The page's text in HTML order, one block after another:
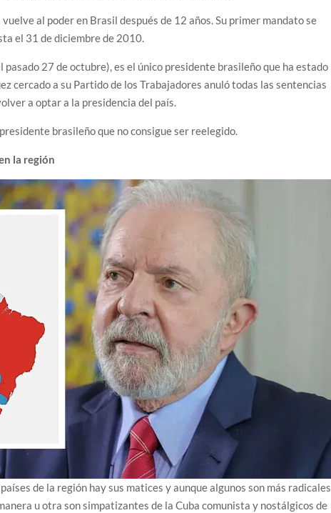
al poder en Brasil después de 12 años. Su primer mandato se
el 31 de diciembre de 2010.
pasado 27 de octubre), es el único presidente brasileño que ha estado
cercado a su Partido de los Trabajadores anuló todas las sentencias
a optar a la presidencia del país.
brasileño que no consigue ser reelegido.
la región
de la región hay sus matices y aunque algunos son más radicales
u otra son simpatizantes de la Cuba comunista y nostálgicos de